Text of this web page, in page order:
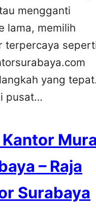
mengganti
lama, memilih
terpercaya
yang tepat.
pusat…
Kantor
– Raja
Surabaya